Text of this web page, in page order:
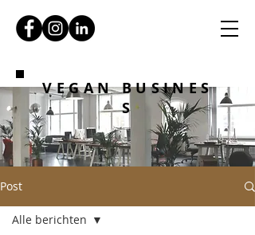
VEGAN BUSINES
S
Post
Alle berichten